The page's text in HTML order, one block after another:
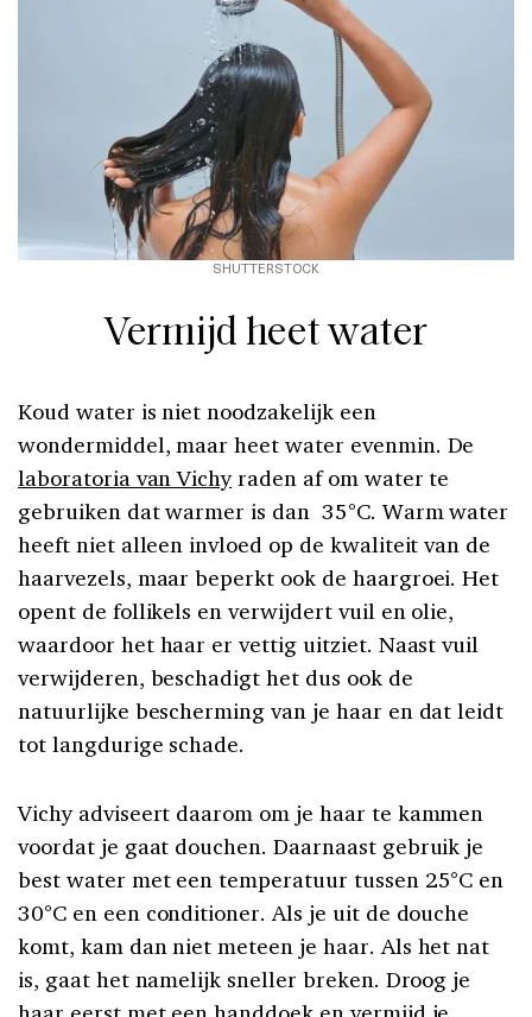
SHUTTERSTOCK
Vermijd heet water
Koud water is niet noodzakelijk een
wondermiddel, maar heet water evenmin. De
laboratoria van Vichyraden af om water te
gebruiken dat warmer is dan 35°C. Warm water
heeft niet alleen invloed op de kwaliteit van de
haarvezels, maar beperkt ook de haargroei. Het
opent de follikels en verwijdert vuil en olie,
waardoor het haar er vettig uitziet. Naast vuil
verwijderen, beschadigt het dus ook de
natuurlijke bescherming van je haar en dat leidt
tot langdurige schade.
Vichy adviseert daarom om je haar te kammen
voordat je gaat douchen. Daarnaast gebruik je
best water met een temperatuur tussen 25°C en
30°C en een conditioner. Als je uit de douche
komt, kam dan niet meteen je haar. Als het nat
is, gaat het namelijk sneller breken. Droog je